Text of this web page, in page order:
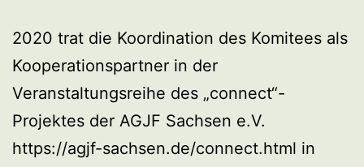
2020 trat die Koordination des Komitees als
Kooperationspartner in der
Veranstaltungsreihe des „connect“-
Projektes der AGJF Sachsen e.V.
https://agjf-sachsen.de/connect.html in